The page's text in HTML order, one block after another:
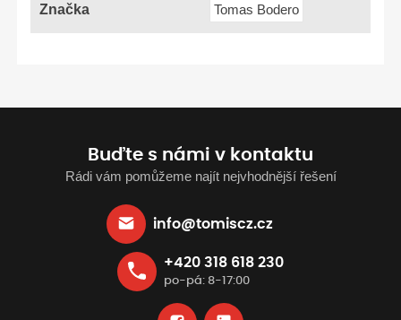
Značka Tomas Bodero
Buďte s námi v kontaktu
Rádi vám pomůžeme najít nejvhodnější řešení
info@tomiscz.cz
+420 318 618 230
po-pá: 8-17:00